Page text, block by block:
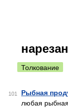
Толкование
101 Рыбная
любая рыбная